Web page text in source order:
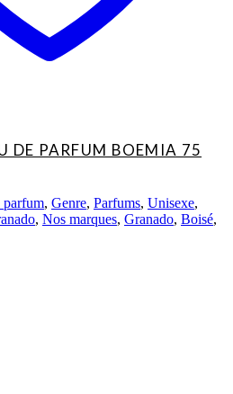
DE PARFUM BOEMIA 75
parfum, Genre, Parfums, Unisexe,
, Nos marques, Granado, Boisé,